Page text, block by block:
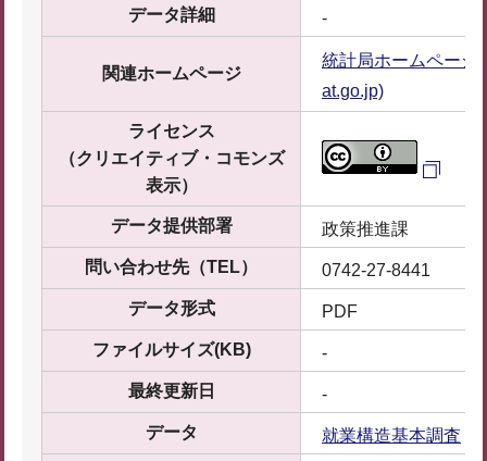
データ詳細 -
関連ホームページ
統計局ホームページ
at.go.jp)
ライセンス
（クリエイティブ・コモンズ
表示）
データ提供部署 政策推進課
問い合わせ先（TEL） 0742-27-8441
データ形式 PDF
ファイルサイズ(KB) -
最終更新日 -
データ 就業構造基本調査